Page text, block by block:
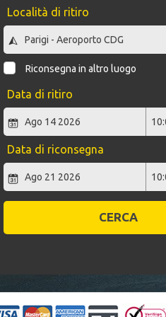
Località di ritiro
Riconsegna in altro luogo
Data di ritiro
Data di riconsegna
CERCA